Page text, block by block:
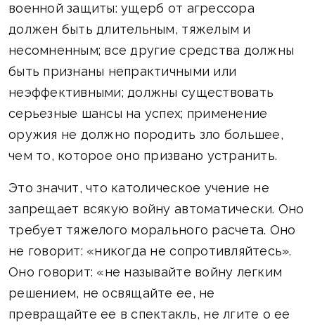
военной защиты: ущерб от агрессора
должен быть длительным, тяжелым и
несомненным; все другие средства должны
быть признаны непрактичными или
неэффективными; должны существовать
серьезные шансы на успех; применение
оружия не должно породить зло большее,
чем то, которое оно призвано устранить.
Это значит, что католическое учение не
запрещает всякую войну автоматически. Оно
требует тяжелого морального расчета. Оно
не говорит: «никогда не сопротивляйтесь».
Оно говорит: «не называйте войну легким
решением, не освящайте ее, не
превращайте ее в спектакль, не лгите о ее